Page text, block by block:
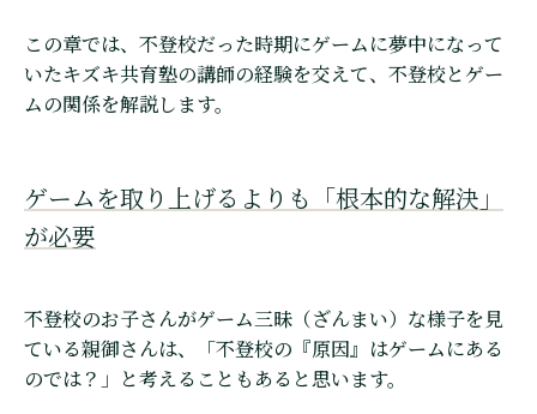
この章では、不登校だった時期にゲームに夢中になって
いたキズキ共育塾の講師の経験を交えて、不登校とゲー
ムの関係を解説します。
ゲームを取り上げるよりも「根本的な解決」
が必要
不登校のお子さんがゲーム三昧（ざんまい）な様子を見
ている親御さんは、「不登校の『原因』はゲームにある
のでは？」と考えることもあると思います。